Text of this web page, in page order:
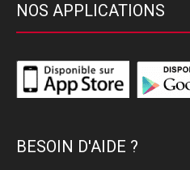
NOS APPLICATIONS
BESOIN D'AIDE ?